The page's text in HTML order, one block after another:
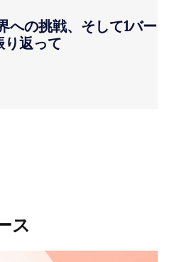
への挑戦、そして1バー
返って
ス